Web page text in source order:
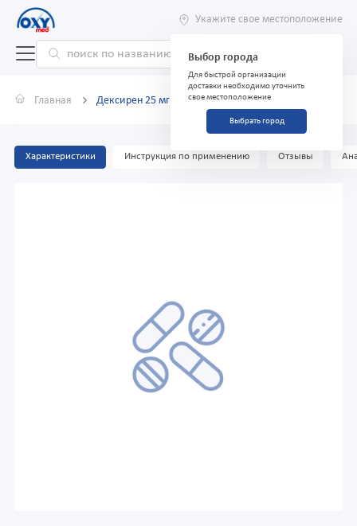
Укажите свое местоположение
Выбор города
Для быстрой организации
доставки необходимо уточнить
свое местоположение
Выбрать город
Главная Дексирен 25 мг №20 таблетки
Характеристики Инструкция по применению Отзывы